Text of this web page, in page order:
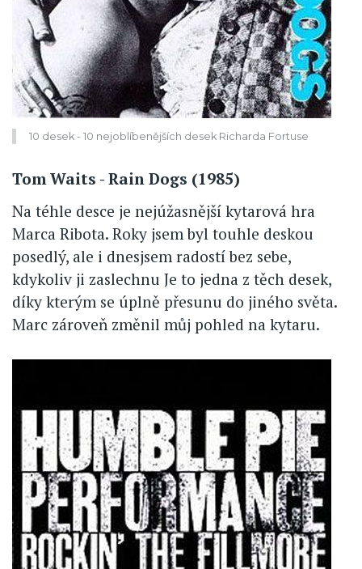
10 desek - 10 nejoblíbenějších desek Richarda Fortuse
Tom Waits - Rain Dogs (1985)
Na téhle desce je nejúžasnější kytarová hra
Marca Ribota. Roky jsem byl touhle deskou
posedlý, ale i dnesjsem radostí bez sebe,
kdykoliv ji zaslechnu Je to jedna z těch desek,
díky kterým se úplně přesunu do jiného světa.
Marc zároveň změnil můj pohled na kytaru.